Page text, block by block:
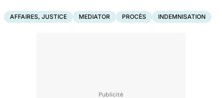
AFFAIRES, JUSTICE MEDIATOR PROCÈS INDEMNISATION